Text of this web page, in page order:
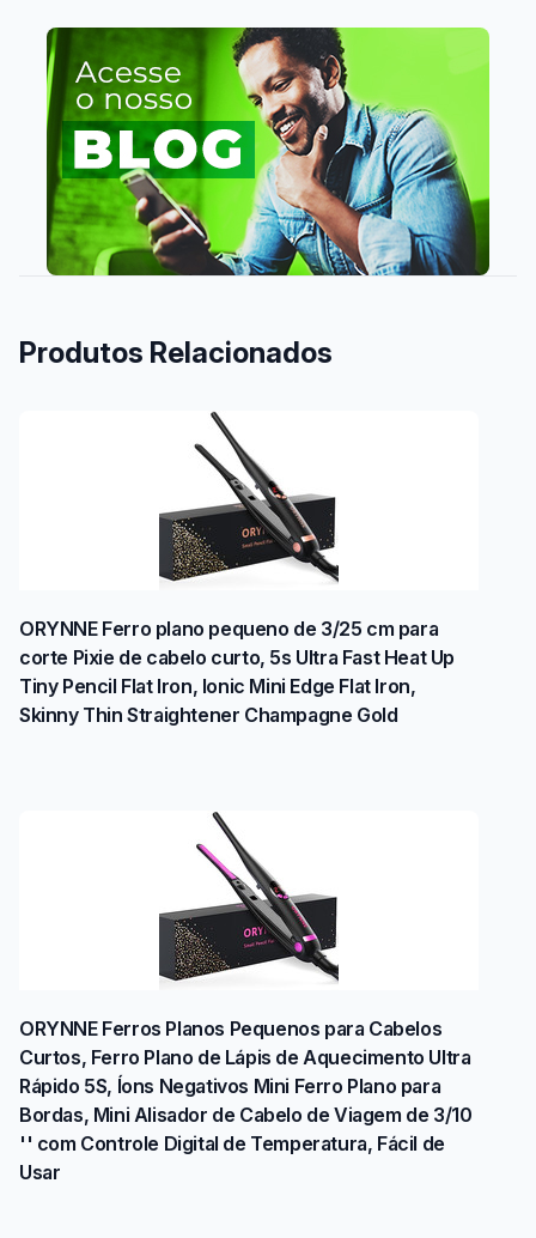
Produtos Relacionados
ORYNNE Ferro plano pequeno de 3/25 cm para
corte Pixie de cabelo curto, 5s Ultra Fast Heat Up
Tiny Pencil Flat Iron, Ionic Mini Edge Flat Iron,
Skinny Thin Straightener Champagne Gold
ORYNNE Ferros Planos Pequenos para Cabelos
Curtos, Ferro Plano de Lápis de Aquecimento Ultra
Rápido 5S, Íons Negativos Mini Ferro Plano para
Bordas, Mini Alisador de Cabelo de Viagem de 3/10
'' com Controle Digital de Temperatura, Fácil de
Usar